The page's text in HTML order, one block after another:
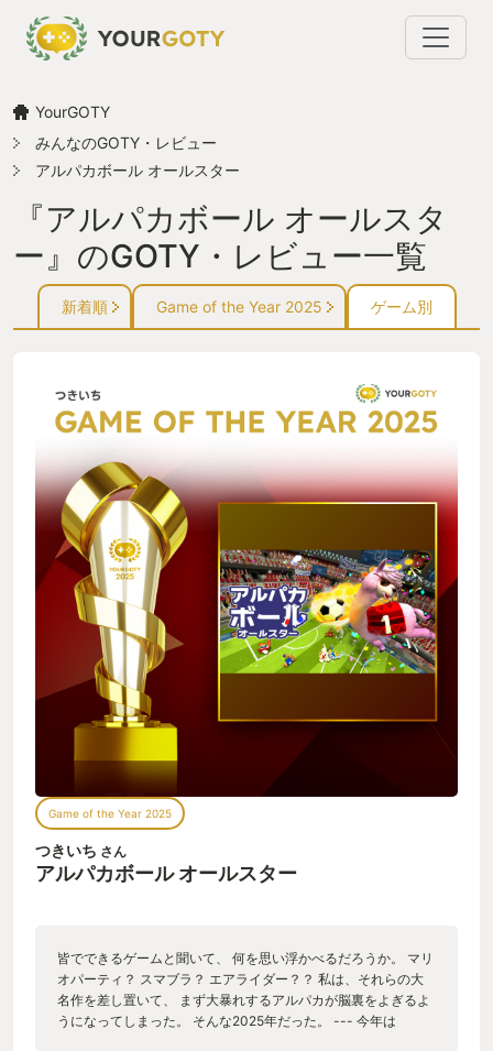
YourGOTY
みんなのGOTY・レビュー
アルパカボール オールスター
『アルパカボール オールスタ
ー』のGOTY・レビュー一覧
新着順 Game of the Year 2025 ゲーム別
Game of the Year 2025
つきいち さん
アルパカボール オールスター
皆でできるゲームと聞いて、 何を思い浮かべるだろうか。 マリ
オパーティ？ スマブラ？ エアライダー？？ 私は、それらの大
名作を差し置いて、 まず大暴れするアルパカが脳裏をよぎるよ
うになってしまった。 そんな2025年だった。 --- 今年は